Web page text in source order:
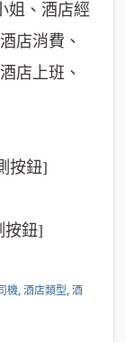
姐、酒店經
店消費、
店上班、
按鈕]
鈕]
機, 酒店類型, 酒